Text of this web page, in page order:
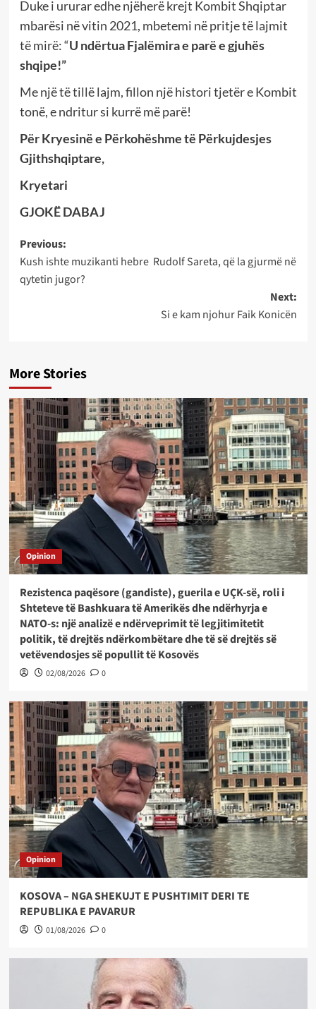
Duke i ururar edhe njëherë krejt Kombit Shqiptar
mbarësi në vitin 2021, mbetemi në pritje të lajmit
të mirë: “U ndërtua Fjalëmira e parë e gjuhës
shqipe!”
Me një të tillë lajm, fillon një histori tjetër e Kombit
tonë, e ndritur si kurrë më parë!
Për Kryesinë e Përkohëshme të Përkujdesjes
Gjithshqiptare,
Kryetari
GJOKË DABAJ
Post
navigation
Previous:
Kush ishte muzikanti hebre Rudolf Sareta, që la gjurmë në
qytetin jugor?
Next:
Si e kam njohur Faik Konicën
More Stories
Opinion
Rezistenca paqësore (gandiste), guerila e UÇK-së, roli i
Shteteve të Bashkuara të Amerikës dhe ndërhyrja e
NATO-s: një analizë e ndërveprimit të legjitimitetit
politik, të drejtës ndërkombëtare dhe të së drejtës së
vetëvendosjes së popullit të Kosovës
02/08/2026 0
Opinion
KOSOVA – NGA SHEKUJT E PUSHTIMIT DERI TE
REPUBLIKA E PAVARUR
01/08/2026 0